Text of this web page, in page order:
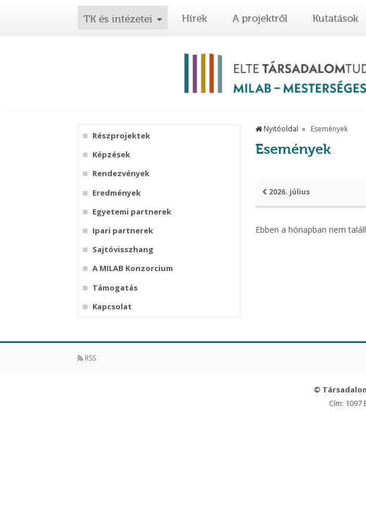
TK és intézetei Hírek A projektről Kutatások
Részprojektek
Képzések
Rendezvények
Eredmények
Egyetemi partnerek
Ipari partnerek
Sajtóvisszhang
A MILAB Konzorcium
Támogatás
Kapcsolat
Nyitóoldal Események
Események
2026. július
Ebben a hónapban nem
RSS
©
Cím: